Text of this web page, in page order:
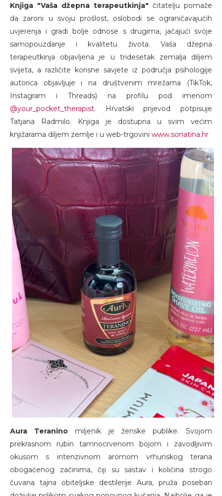
Knjiga "Vaša džepna terapeutkinja" čitatelju pomaže
da zaroni u svoju prošlost, oslobodi se ograničavajućih
uvjerenja i gradi bolje odnose s drugima, jačajući svoje
samopouzdanje i kvalitetu života. Vaša džepna
terapeutkinja objavljena je u tridesetak zemalja diljem
svijeta, a različite korisne savjete iz područja psihologije
autorica objavljuje i na društvenim mrežama (TikTok,
Instagram i Threads) na profilu pod imenom
@your_pocket_therapist. Hrvatski prijevod potpisuje
Tatjana Radmilo. Knjiga je dostupna u svim većim
knjižarama diljem zemlje i u web-trgovini www.sonatina.hr
Aura Teranino miljenik je ženske publike. Svojom
prekrasnom rubin tamnocrvenom bojom i zavodljivim
okusom s intenzivnom aromom vrhunskog terana
obogaćenog začinima, čiji su sastav i količina strogo
čuvana tajna obiteljske destilerije Aura, pruža poseban